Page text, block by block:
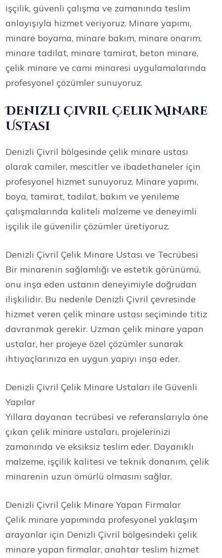
işçilik, güvenli çalışma ve zamanında teslim
anlayışıyla hizmet veriyoruz. Minare yapımı,
minare boyama, minare bakım, minare onarım,
minare tadilat, minare tamirat, beton minare,
çelik minare ve cami minaresi uygulamalarında
profesyonel çözümler sunuyoruz.
Denizli Çivril Çelik Minare
Ustası
Denizli Çivril bölgesinde çelik minare ustası
olarak camiler, mescitler ve ibadethaneler için
profesyonel hizmet sunuyoruz. Minare yapımı,
boya, tamirat, tadilat, bakım ve yenileme
çalışmalarında kaliteli malzeme ve deneyimli
işçilik ile güvenilir çözümler üretiyoruz.
Denizli Çivril Çelik Minare Ustası ve Tecrübesi
Bir minarenin sağlamlığı ve estetik görünümü,
onu inşa eden ustanın deneyimiyle doğrudan
ilişkilidir. Bu nedenle Denizli Çivril çevresinde
hizmet veren çelik minare ustası seçiminde titiz
davranmak gerekir. Uzman çelik minare yapan
ustalar, her projeye özel çözümler sunarak
ihtiyaçlarınıza en uygun yapıyı inşa eder.
Denizli Çivril Çelik Minare Ustaları ile Güvenli
Yapılar
Yıllara dayanan tecrübesi ve referanslarıyla öne
çıkan çelik minare ustaları, projelerinizi
zamanında ve eksiksiz teslim eder. Dayanıklı
malzeme, işçilik kalitesi ve teknik donanım, çelik
minarenin uzun ömürlü olmasını sağlar.
Denizli Çivril Çelik Minare Yapan Firmalar
Çelik minare yapımında profesyonel yaklaşım
arayanlar için Denizli Çivril bölgesindeki çelik
minare yapan firmalar, anahtar teslim hizmet